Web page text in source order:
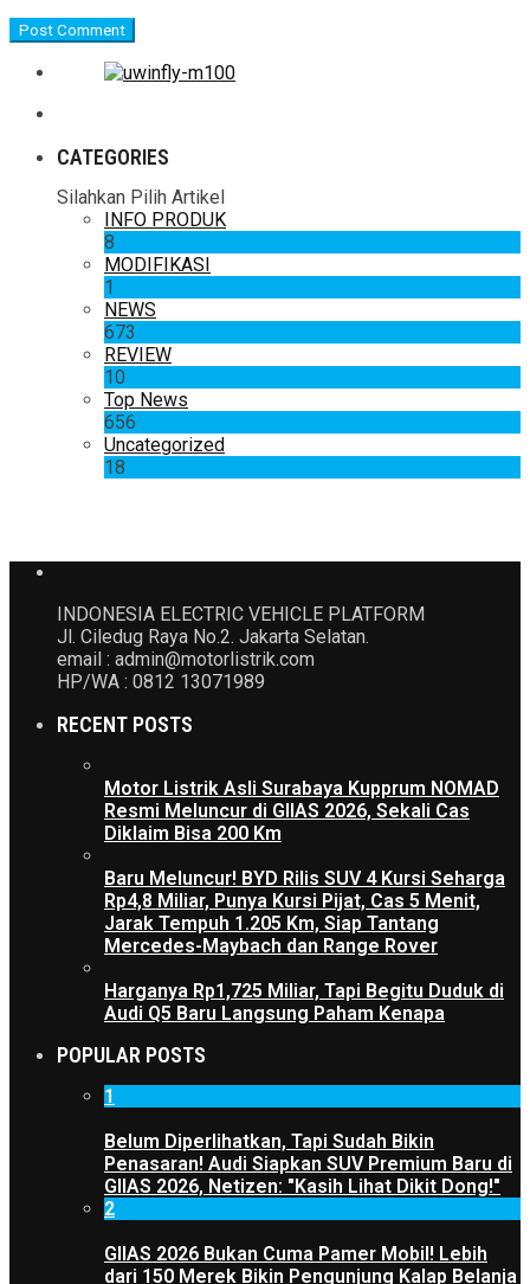
CATEGORIES
Silahkan Pilih Artikel
INFO PRODUK
8
MODIFIKASI
1
NEWS
673
REVIEW
10
Top News
656
Uncategorized
18
INDONESIA ELECTRIC VEHICLE PLATFORM
Jl. Ciledug Raya No.2. Jakarta Selatan.
email : admin@motorlistrik.com
HP/WA : 0812 13071989
RECENT POSTS
Motor Listrik Asli Surabaya Kupprum NOMAD
Resmi Meluncur di GIIAS 2026, Sekali Cas
Diklaim Bisa 200 Km
Baru Meluncur! BYD Rilis SUV 4 Kursi Seharga
Rp4,8 Miliar, Punya Kursi Pijat, Cas 5 Menit,
Jarak Tempuh 1.205 Km, Siap Tantang
Mercedes-Maybach dan Range Rover
Harganya Rp1,725 Miliar, Tapi Begitu Duduk di
Audi Q5 Baru Langsung Paham Kenapa
POPULAR POSTS
1
Belum Diperlihatkan, Tapi Sudah Bikin
Penasaran! Audi Siapkan SUV Premium Baru di
GIIAS 2026, Netizen: "Kasih Lihat Dikit Dong!"
2
GIIAS 2026 Bukan Cuma Pamer Mobil! Lebih
dari 150 Merek Bikin Pengunjung Kalap Belanja